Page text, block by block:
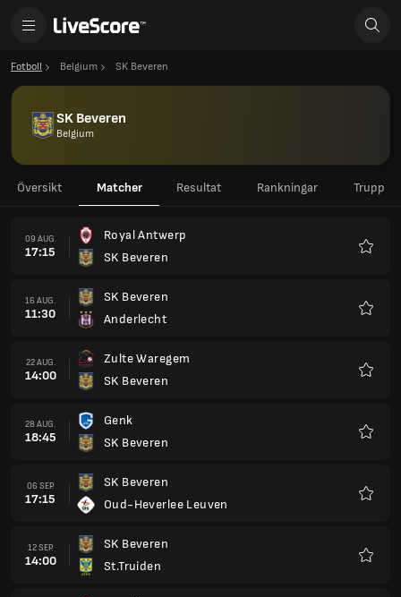
Fotboll Belgium SK Beveren
SK Beveren
Belgium
Översikt Matcher Resultat Rankningar Trupp
09 AUG.
17:15
Royal Antwerp
SK Beveren
16 AUG.
11:30
SK Beveren
Anderlecht
22 AUG.
14:00
Zulte Waregem
SK Beveren
28 AUG.
18:45
Genk
SK Beveren
06 SEP.
17:15
SK Beveren
Oud-Heverlee Leuven
12 SEP.
14:00
SK Beveren
St.Truiden